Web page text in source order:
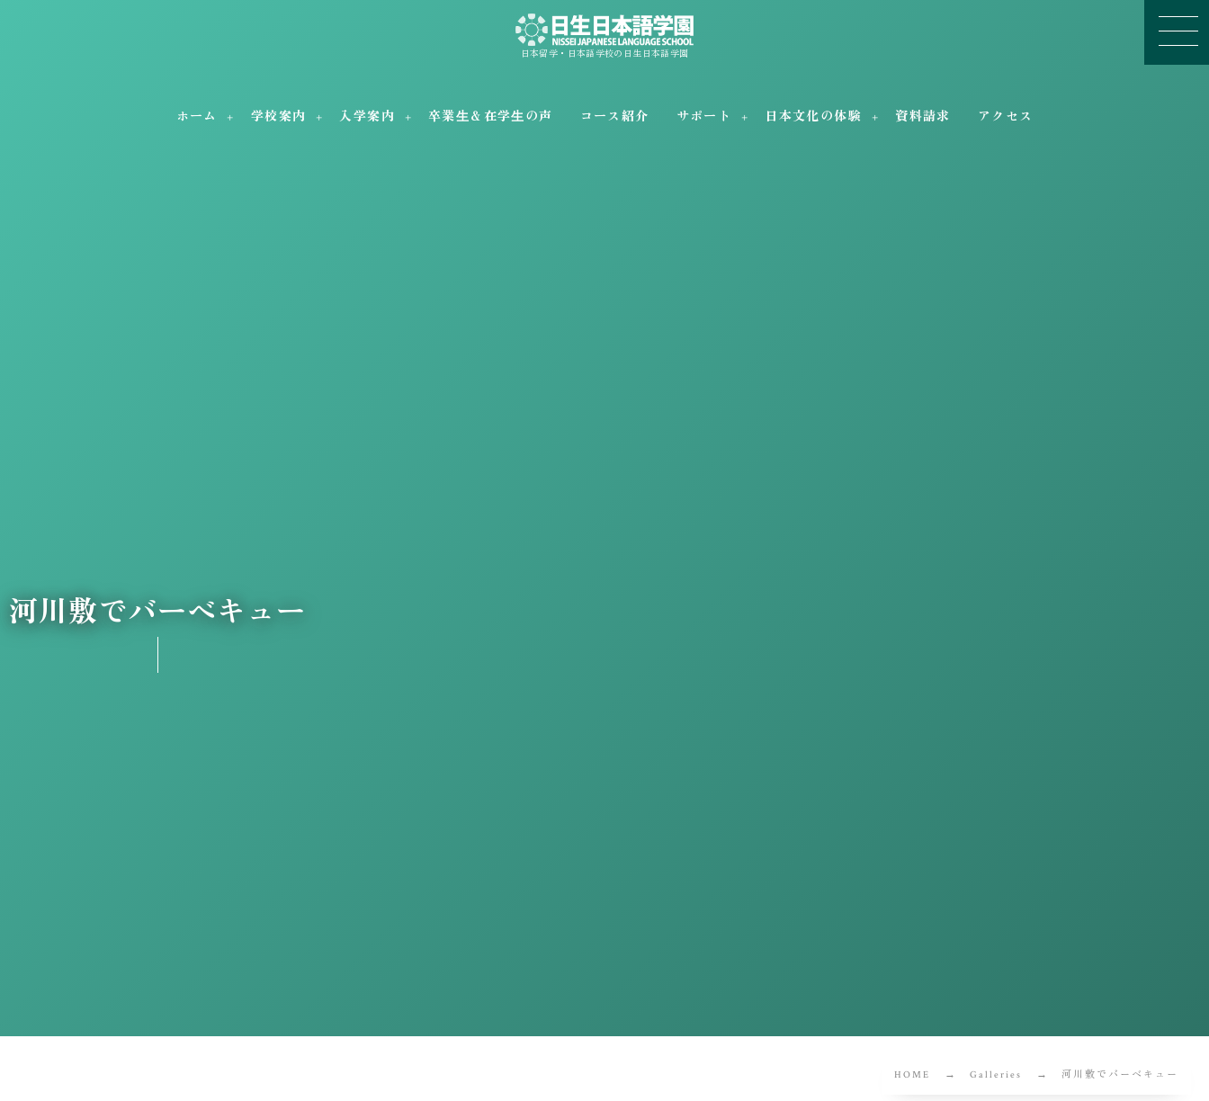
日本留学・日本語学校の日生日本語学園
ホーム 学校案内 入学案内 卒業⽣＆在学⽣の声 コース紹介 サポート 日本文化の体験 資料請求 アクセス
河川敷でバーベキュー
HOME Galleries 河川敷でバーベキュー